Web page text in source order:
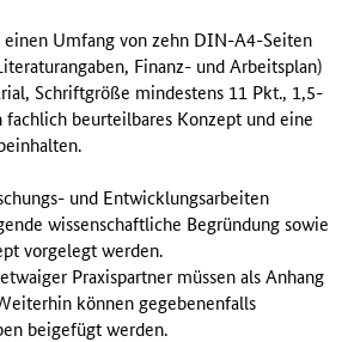
Umfang von zehn DIN-A4-Seiten
Finanz- und Arbeitsplan)
Schriftgröße mindestens 11 Pkt., 1,5-
fachlich beurteilbares Konzept und eine
und Entwicklungsarbeiten
wissenschaftliche Begründung sowie
vorgelegt werden.
Praxispartner müssen als Anhang
können gegebenenfalls
beigefügt werden.